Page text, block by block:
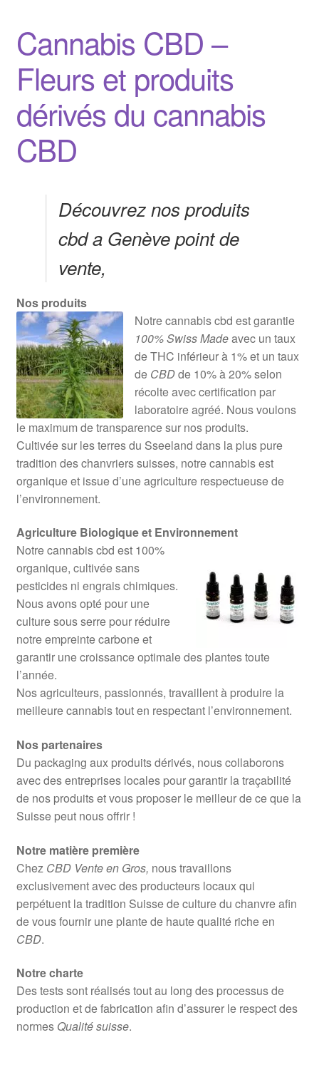
Cannabis CBD –
Fleurs et produits
dérivés du cannabis
CBD
Découvrez nos produits
cbd a Genève point de
vente,
Nos produits
Notre cannabis cbd est garantie
100% Swiss Madeavec un taux
de THC inférieur à 1% et un taux
deCBDde 10% à 20% selon
récolte avec certification par
laboratoire agréé. Nous voulons
le maximum de transparence sur nos produits.
Cultivée sur les terres du Sseeland dans la plus pure
tradition des chanvriers suisses, notre cannabis est
organique et issue d’une agriculture respectueuse de
l’environnement.
Agriculture Biologique et Environnement
Notre cannabis cbd est 100%
organique, cultivée sans
pesticides ni engrais chimiques.
Nous avons opté pour une
culture sous serre pour réduire
notre empreinte carbone et
garantir une croissance optimale des plantes toute
l’année.
Nos agriculteurs, passionnés, travaillent à produire la
meilleure cannabis tout en respectant l’environnement.
Nos partenaires
Du packaging aux produits dérivés, nous collaborons
avec des entreprises locales pour garantir la traçabilité
de nos produits et vous proposer le meilleur de ce que la
Suisse peut nous offrir !
Notre matière première
Chez CBD Vente en Gros, nous travaillons
exclusivement avec des producteurs locaux qui
perpétuent la tradition Suisse de culture du chanvre afin
de vous fournir une plante de haute qualité riche en
CBD.
Notre charte
Des tests sont réalisés tout au long des processus de
production et de fabrication afin d’assurer le respect des
normes Qualité suisse.